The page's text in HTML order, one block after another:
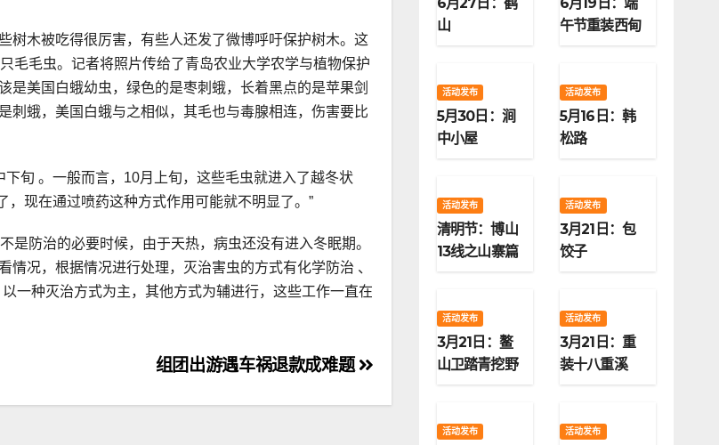
树木被吃得很厉害，有些人还发了微博呼吁保护树木。这
毛毛虫。记者将照片传给了青岛农业大学农学与植物保护
美国白蛾幼虫，绿色的是枣刺蛾，长着黑点的是苹果剑
刺蛾，美国白蛾与之相似，其毛也与毒腺相连，伤害要比
旬 。一般而言，10月上旬，这些毛虫就进入了越冬状
，现在通过喷药这种方式作用可能就不明显了。”
防治的必要时候，由于天热，病虫还没有进入冬眠期。
况，根据情况进行处理，灭治害虫的方式有化学防治 、
一种灭治方式为主，其他方式为辅进行，这些工作一直在
组团出游遇车祸退款成难题
山
午节重装西甸
活动发布
5月30日：涧
中小屋
活动发布
5月16日：韩
松路
活动发布
清明节：博山
13线之山寨篇
活动发布
3月21日：包
饺子
活动发布
3月21日：鳌
山卫踏青挖野
活动发布
3月21日：重
装十八重溪
活动发布 活动发布